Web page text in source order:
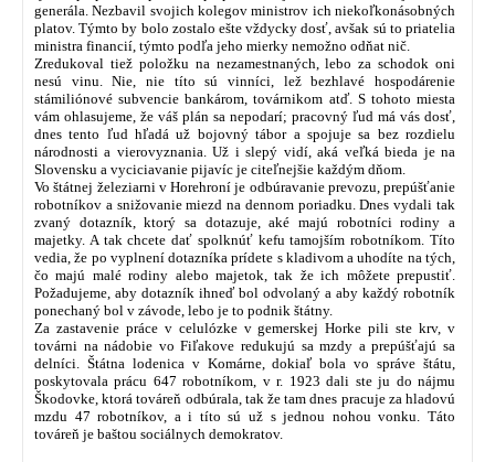
generála. Nezbavil svojich kolegov ministrov ich niekoľkonásobných
platov. Týmto by bolo zostalo ešte vždycky dosť, avšak sú to priatelia
ministra financií, týmto podľa jeho mierky nemožno odňat nič.
Zredukoval tiež položku na nezamestnaných, lebo za schodok oni
nesú vinu. Nie, nie títo sú vinníci, lež bezhlavé hospodárenie
stámiliónové subvencie bankárom, továrnikom atď. S tohoto miesta
vám ohlasujeme, že váš plán sa nepodarí; pracovný ľud má vás dosť,
dnes tento ľud hľadá už bojovný tábor a spojuje sa bez rozdielu
národnosti a vierovyznania. Už i slepý vidí, aká veľká bieda je na
Slovensku a vyciciavanie pijavíc je citeľnejšie každým dňom.
Vo štátnej železiarni v Horehroní je odbúravanie prevozu, prepúšťanie
robotníkov a snižovanie miezd na dennom poriadku. Dnes vydali tak
zvaný dotazník, ktorý sa dotazuje, aké majú robotníci rodiny a
majetky. A tak chcete dať spolknúť kefu tamojším robotníkom. Títo
vedia, že po vyplnení dotazníka prídete s kladivom a uhodíte na tých,
čo majú malé rodiny alebo majetok, tak že ich môžete prepustiť.
Požadujeme, aby dotazník ihneď bol odvolaný a aby každý robotník
ponechaný bol v závode, lebo je to podnik štátny.
Za zastavenie práce v celulózke v gemerskej Horke pili ste krv, v
továrni na nádobie vo Fiľakove redukujú sa mzdy a prepúšťajú sa
delníci. Štátna lodenica v Komárne, dokiaľ bola vo správe štátu,
poskytovala prácu 647 robotníkom, v r. 1923 dali ste ju do nájmu
Škodovke, ktorá továreň odbúrala, tak že tam dnes pracuje za hladovú
mzdu 47 robotníkov, a i títo sú už s jednou nohou vonku. Táto
továreň je baštou sociálnych demokratov.